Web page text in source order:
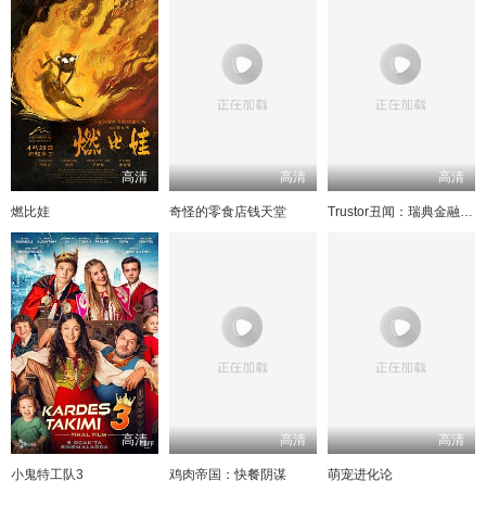
高清
燃比娃
高清
奇怪的零食店钱天堂
高清
Trustor丑闻：瑞典金融案内幕
高清
小鬼特工队3
高清
鸡肉帝国：快餐阴谋
高清
萌宠进化论